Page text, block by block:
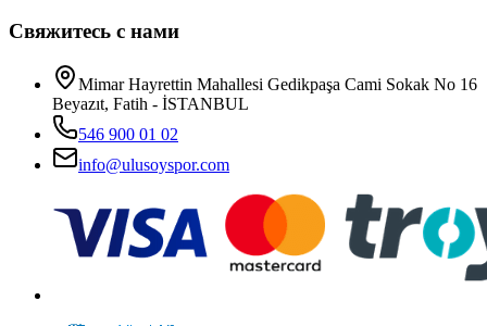
Свяжитесь с нами
Mimar Hayrettin Mahallesi Gedikpaşa Cami Sokak No 16
Beyazıt, Fatih - İSTANBUL
546 900 01 02
info@ulusoyspor.com